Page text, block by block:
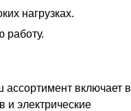
нагрузках.
работу.
включает в
и электрические